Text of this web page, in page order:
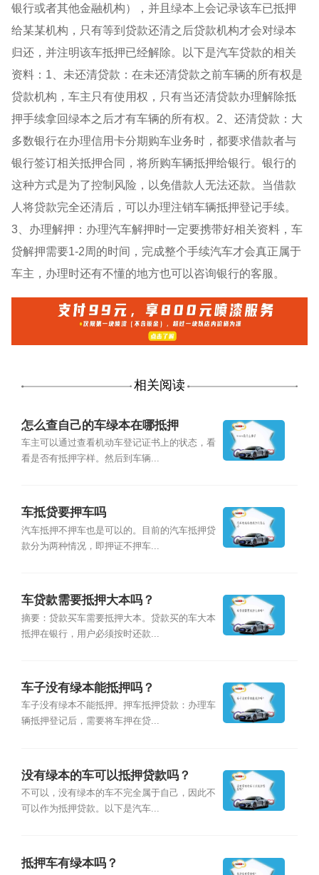
银行或者其他金融机构），并且绿本上会记录该车已抵押
给某某机构，只有等到贷款还清之后贷款机构才会对绿本
归还，并注明该车抵押已经解除。以下是汽车贷款的相关
资料：1、未还清贷款：在未还清贷款之前车辆的所有权是
贷款机构，车主只有使用权，只有当还清贷款办理解除抵
押手续拿回绿本之后才有车辆的所有权。2、还清贷款：大
多数银行在办理信用卡分期购车业务时，都要求借款者与
银行签订相关抵押合同，将所购车辆抵押给银行。银行的
这种方式是为了控制风险，以免借款人无法还款。当借款
人将贷款完全还清后，可以办理注销车辆抵押登记手续。
3、办理解押：办理汽车解押时一定要携带好相关资料，车
贷解押需要1-2周的时间，完成整个手续汽车才会真正属于
车主，办理时还有不懂的地方也可以咨询银行的客服。
相关阅读
怎么查自己的车绿本在哪抵押
车主可以通过查看机动车登记证书上的状态，看
看是否有抵押字样。然后到车辆...
车抵贷要押车吗
汽车抵押不押车也是可以的。目前的汽车抵押贷
款分为两种情况，即押证不押车...
车贷款需要抵押大本吗？
摘要：贷款买车需要抵押大本。贷款买的车大本
抵押在银行，用户必须按时还款...
车子没有绿本能抵押吗？
车子没有绿本不能抵押。押车抵押贷款：办理车
辆抵押登记后，需要将车押在贷...
没有绿本的车可以抵押贷款吗？
不可以，没有绿本的车不完全属于自己，因此不
可以作为抵押贷款。以下是汽车...
抵押车有绿本吗？